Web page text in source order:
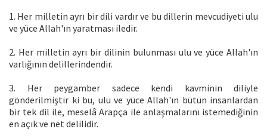
1. Her milletin ayrı bir dili vardır ve bu dillerin mevcudiyeti ulu
ve yüce Allah'ın yaratması iledir.
2. Her milletin ayrı bir dilinin bulunması ulu ve yüce Allah'ın
varlığının delillerindendir.
3. Her peygamber sadece kendi kavminin diliyle
gönderilmiştir ki bu, ulu ve yüce Allah'ın bütün insanlardan
bir tek dil ile, meselâ Arapça ile anlaşmalarını istemediğinin
en açık ve net delilidir.